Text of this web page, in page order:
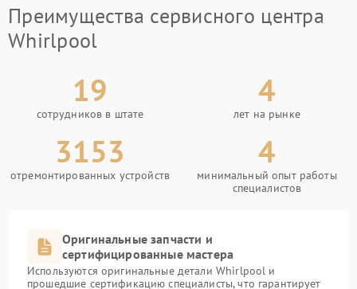
Преимущества сервисного центра
Whirlpool
19
сотрудников в штате
4
лет на рынке
3153
отремонтированных устройств
4
минимальный опыт работы
специалистов
Оригинальные запчасти и
сертифицированные мастера
Используются оригинальные детали Whirlpool и
прошедшие сертификацию специалисты, что гарантирует